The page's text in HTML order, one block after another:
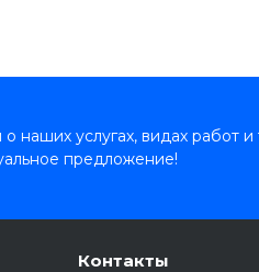
наших услугах, видах работ и
предложение!
Контакты